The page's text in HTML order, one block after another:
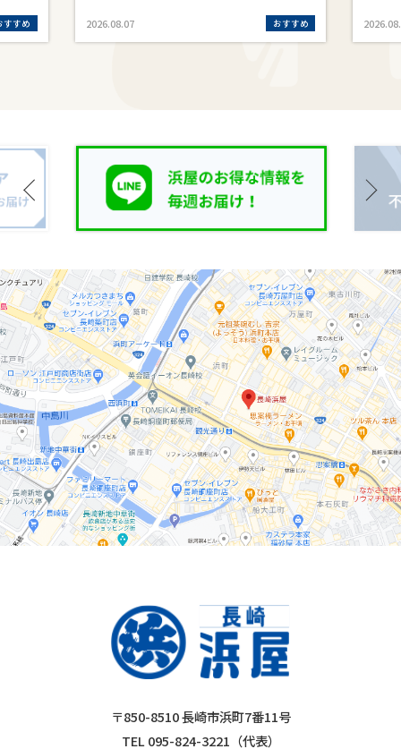
すすめ 2026.08.07 おすすめ
〒850-8510 長崎市浜町7番11号
TEL 095-824-3221（代表）